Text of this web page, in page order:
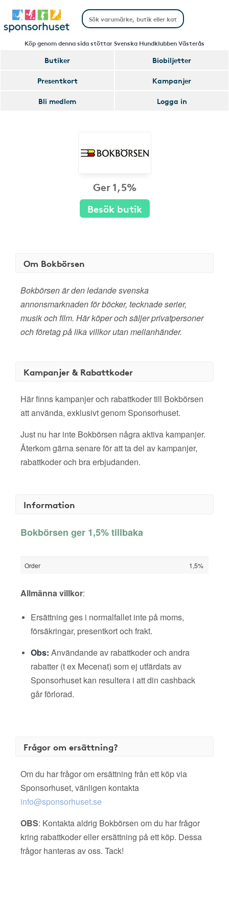
Köp genom denna sida stöttar Svenska Hundklubben Västerås
Butiker
Biobiljetter
Presentkort
Kampanjer
Bli medlem
Logga in
Ger 1,5%
Besök butik
Om Bokbörsen
Bokbörsen är den ledande svenska
annonsmarknaden för böcker, tecknade serier,
musik och film. Här köper och säljer privatpersoner
och företag på lika villkor utan mellanhänder.
Kampanjer & Rabattkoder
Här finns kampanjer och rabattkoder till Bokbörsen
att använda, exklusivt genom Sponsorhuset.
Just nu har inte Bokbörsen några aktiva kampanjer.
Återkom gärna senare för att ta del av kampanjer,
rabattkoder och bra erbjudanden.
Information
Bokbörsen ger 1,5% tillbaka
Order 1,5%
Allmänna villkor:
Ersättning ges i normalfallet inte på moms,
försäkringar, presentkort och frakt.
Obs: Användande av rabattkoder och andra
rabatter (t ex Mecenat) som ej utfärdats av
Sponsorhuset kan resultera i att din cashback
går förlorad.
Frågor om ersättning?
Om du har frågor om ersättning från ett köp via
Sponsorhuset, vänligen kontakta
info@sponsorhuset.se
OBS: Kontakta aldrig Bokbörsen om du har frågor
kring rabattkoder eller ersättning på ett köp. Dessa
frågor hanteras av oss. Tack!